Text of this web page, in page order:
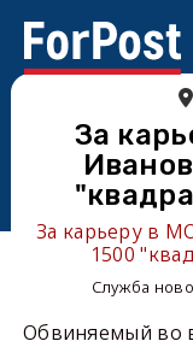
За
За карьеру в
1500
Служба
Обвиняемый во